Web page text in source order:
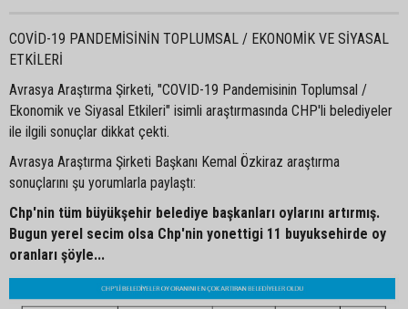
COVİD-19 PANDEMİSİNİN TOPLUMSAL / EKONOMİK VE SİYASAL
ETKİLERİ
Avrasya Araştırma Şirketi, "COVID-19 Pandemisinin Toplumsal /
Ekonomik ve Siyasal Etkileri" isimli araştırmasında CHP'li belediyeler
ile ilgili sonuçlar dikkat çekti.
Avrasya Araştırma Şirketi Başkanı Kemal Özkiraz araştırma
sonuçlarını şu yorumlarla paylaştı:
Chp'nin tüm büyükşehir belediye başkanları oylarını artırmış.
Bugun yerel secim olsa Chp'nin yonettigi 11 buyuksehirde oy
oranları şöyle...